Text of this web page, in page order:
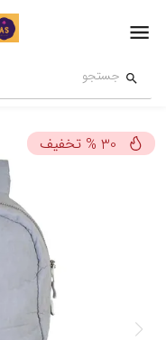
30
% تخفیف